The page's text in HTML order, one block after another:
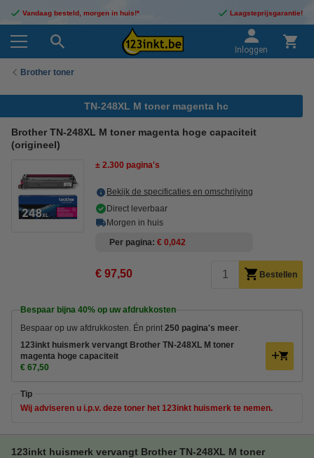
Vandaag besteld, morgen in huis!* Laagsteprijsgarantie!
Inloggen
Brother toner
TN-248XL M toner magenta hc
Brother TN-248XL M toner magenta hoge capaciteit
(origineel)
± 2.300 pagina's
Bekijk de specificaties en omschrijving
Direct leverbaar
Morgen in huis
Per pagina € 0,042
€ 97,50 Bestellen
Bespaar bijna 40% op uw afdrukkosten
Bespaar op uw afdrukkosten. Én print 250 pagina's meer.
123inkt huismerk vervangt Brother TN-248XL M toner
magenta hoge capaciteit
€ 67,50
Tip
Wij adviseren u i.p.v. deze toner het 123inkt huismerk te nemen.
123inkt huismerk vervangt Brother TN-248XL M toner